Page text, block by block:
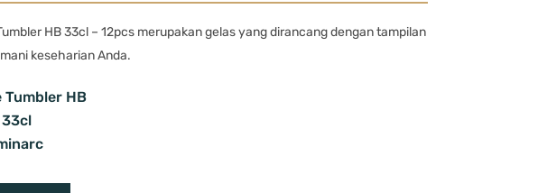
HB 33cl – 12pcs merupakan gelas yang dirancang dengan tampilan
keseharian Anda.
Tumbler HB
33cl